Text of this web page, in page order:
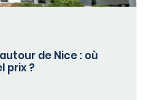
de Nice : où
prix ?